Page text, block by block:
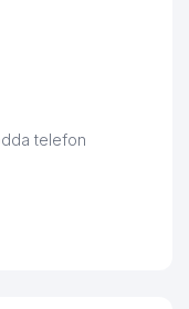
telefon